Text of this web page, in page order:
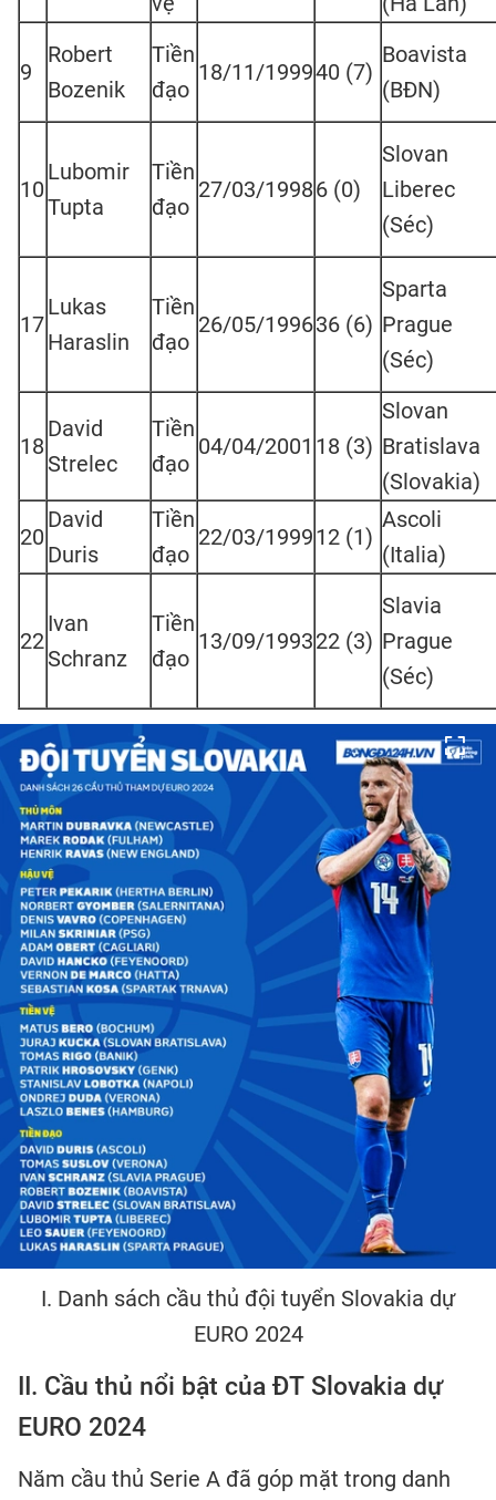
9
Robert
Bozenik
Tiền
đạo
18/11/199940 (7)
Boavista
(BĐN)
10
Lubomir
Tupta
Tiền
đạo
27/03/19986 (0)
Slovan
Liberec
(Séc)
17
Lukas
Haraslin
Tiền
đạo
26/05/199636 (6)
Sparta
Prague
(Séc)
18
David
Strelec
Tiền
đạo
04/04/2001 18 (3)
Slovan
Bratislava
(Slovakia)
20
David
Duris
Tiền
đạo
22/03/199912 (1)
Ascoli
(Italia)
22
Ivan
Schranz
Tiền
đạo
13/09/199322 (3)
Slavia
Prague
(Séc)
I. Danh sách cầu thủ đội tuyển Slovakia dự
EURO 2024
II. Cầu thủ nổi bật của ĐT Slovakia dự
EURO 2024
Năm cầu thủ Serie A đã góp mặt trong danh